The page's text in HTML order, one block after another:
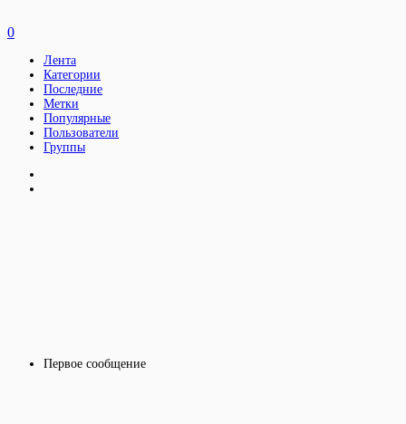
Первое сообщение
0
Лента
Категории
Последние
Метки
Популярные
Пользователи
Группы